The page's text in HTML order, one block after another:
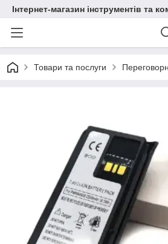
Інтернет-магазин інструментів та
Товари та послуги